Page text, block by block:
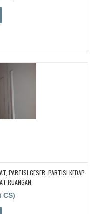
PARTISI GESER, PARTISI KEDAP
RUANGAN
CS)